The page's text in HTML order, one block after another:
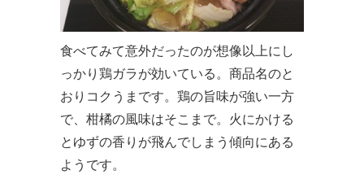
食べてみて意外だったのが想像以上にし
っかり鶏ガラが効いている。商品名のと
おりコクうまです。鶏の旨味が強い一方
で、柑橘の風味はそこまで。火にかける
とゆずの香りが飛んでしまう傾向にある
ようです。